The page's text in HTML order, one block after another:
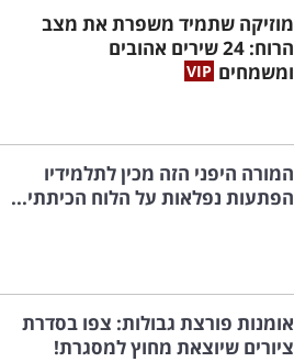
מוזיקה שתמיד משפרת את מצב
הרוח: 24 שירים אהובים
ומשמחים
המורה היפני הזה מכין לתלמידיו
הפתעות נפלאות על הלוח הכיתתי...
אומנות פורצת גבולות: צפו בסדרת
ציורים שיוצאת מחוץ למסגרת!